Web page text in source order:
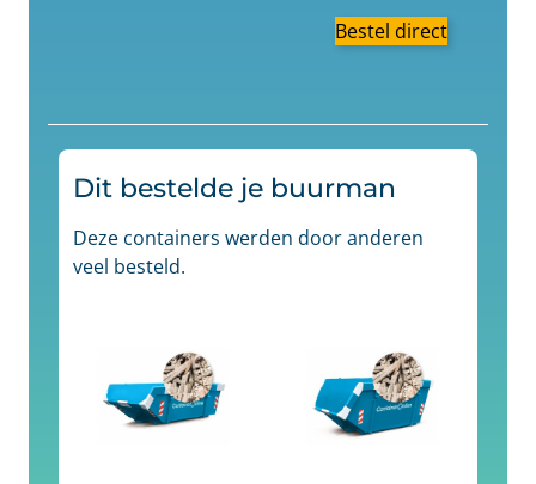
Bestel direct
Dit bestelde je buurman
Deze containers werden door anderen
veel besteld.